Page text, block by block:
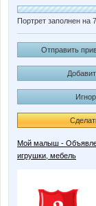
Портрет заполнен на
Отправить
Мой малыш -
игрушки, мебель